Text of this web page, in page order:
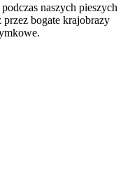
naszych pieszych
bogate krajobrazy